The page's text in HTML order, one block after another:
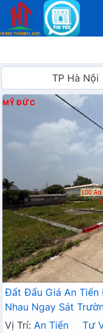
MỸ ĐỨC
Đất Đấu Giá An Tiến
Nhau Ngay Sát
Trục Kinh Doanh Liên
Vị Trí: An Tiến Tư